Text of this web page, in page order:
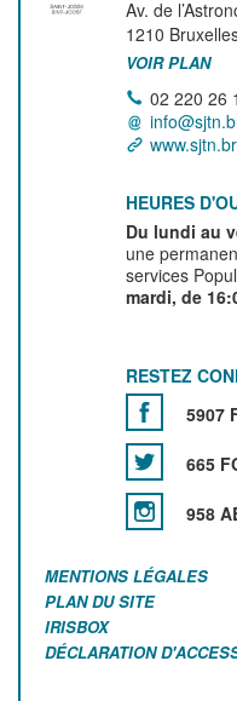
Av. de
1210
VOIR PLAN
02 220 26
HEURES
Du lundi au
une
services
mardi, de
RESTEZ
5907
665
958
MENTIONS LÉGALES
PLAN DU SITE
IRISBOX
DÉCLARATION